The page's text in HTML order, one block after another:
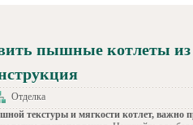
пышные котлеты
Отделка
текстуры и мягкости котлет, важно